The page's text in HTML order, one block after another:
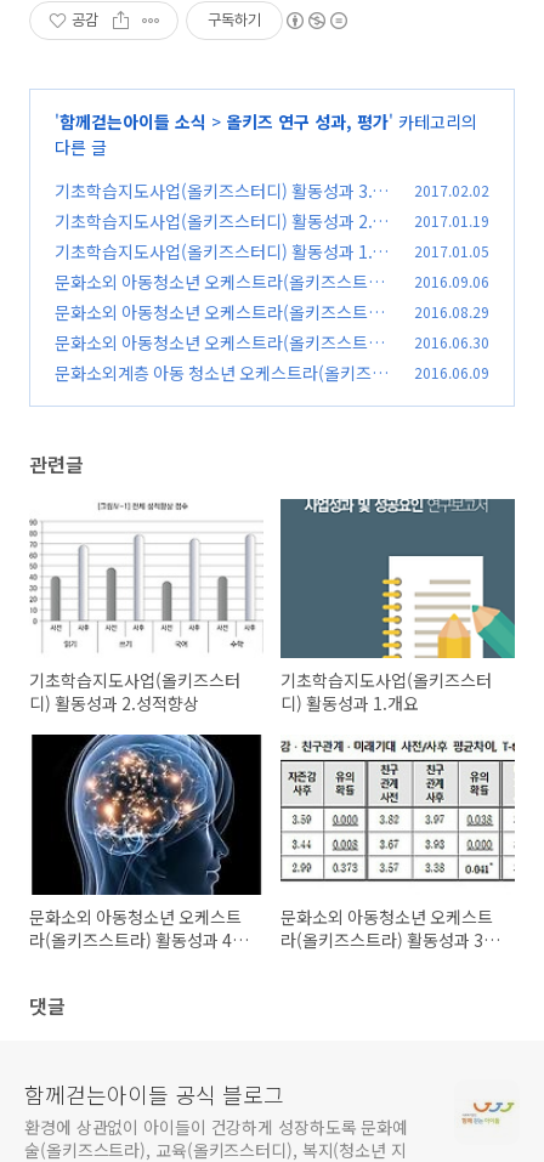
공감 구독하기
'함께걷는아이들 소식 > 올키즈 연구 성과, 평가' 카테고리의
다른 글
기초학습지도사업(올키즈스터디) 활동성과 3.심
리정서적변화
(0)
2017.02.02
기초학습지도사업(올키즈스터디) 활동성과 2.성
적향상
(0)
2017.01.19
기초학습지도사업(올키즈스터디) 활동성과 1.개
요
(0)
2017.01.05
문화소외 아동청소년 오케스트라(올키즈스트라)
활동성과 4. 인지능력
(0)
2016.09.06
문화소외 아동청소년 오케스트라(올키즈스트라)
활동성과 3. 학교성적
(0)
2016.08.29
문화소외 아동청소년 오케스트라(올키즈스트라)
활동성과, 그 세번째 보고서 2.연습
(0)
2016.06.30
문화소외계층 아동 청소년 오케스트라(올키즈스
2016.06.09
관련글
기초학습지도사업(올키즈스터
디) 활동성과 2.성적향상
기초학습지도사업(올키즈스터
디) 활동성과 1.개요
문화소외 아동청소년 오케스트
라(올키즈스트라) 활동성과 4.
문화소외 아동청소년 오케스트
라(올키즈스트라) 활동성과 3.
댓글
함께걷는아이들 공식 블로그
환경에 상관없이 아이들이 건강하게 성장하도록 문화예
술(올키즈스트라), 교육(올키즈스터디), 복지(청소년 지